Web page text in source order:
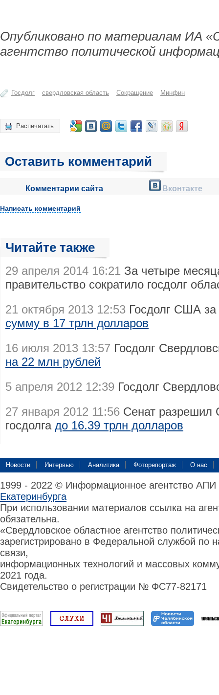
Опубликовано по материалам ИА
агентство политической
Госдолг свердловская область Сокращение Минфин
Распечатать
Оставить комментарий
Комментарии сайта Вконтакте
Написать комментарий
Читайте также
29 апреля 2014 16:21 За четыре
правительство сократило госдолг
21 октября 2013 12:53 Госдолг США
сумму в 17 трлн долларов
16 июля 2013 13:57 Госдолг
на 22 млн рублей
5 апреля 2012 12:39 Госдолг
27 января 2012 11:56 Сенат разрешил
госдолга до 16.39 трлн долларов
Новости Интервью Аналитика Фоторепортаж О нас
1999 - 2022 © Информационное агентство
Екатеринбурга
При использовании материалов ссылка на
обязательна.
«Свердловское областное агентство
зарегистрировано в Федеральной службой по
связи,
информационных технологий и массовых
2021 года.
Свидетельство о регистрации № ФС77-82171